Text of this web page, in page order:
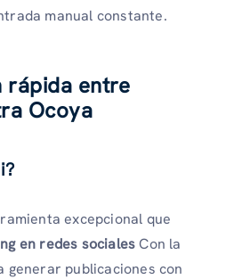
manual constante.
rápida entre
Ocoya
excepcional que
en redes socialesCon la
generar publicaciones con